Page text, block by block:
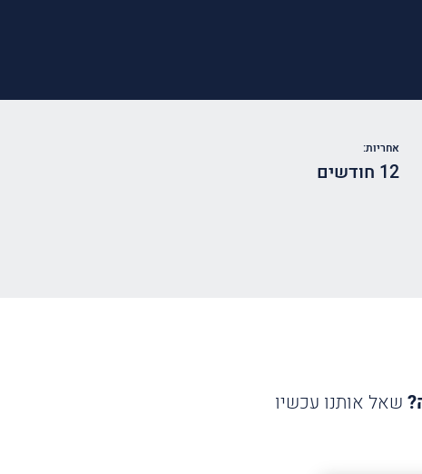
אחריות:
12 חודשים
שאל אותנו עכשיו